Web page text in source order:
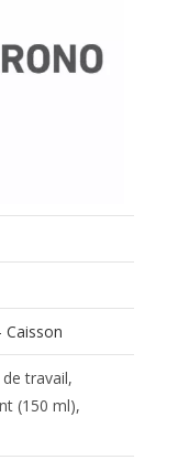
Caisson
travail,
(150 ml),